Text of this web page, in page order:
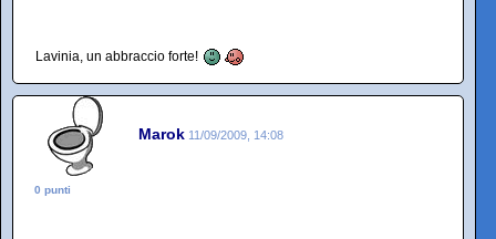
Lavinia, un abbraccio forte!
Marok 11/09/2009, 14:08
0 punti